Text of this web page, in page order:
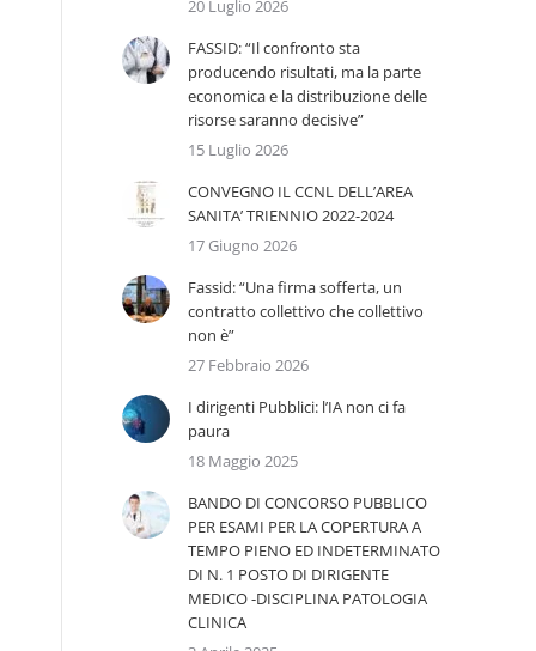
20 Luglio 2026
FASSID: “Il confronto sta
producendo risultati, ma la parte
economica e la distribuzione delle
risorse saranno decisive”
15 Luglio 2026
CONVEGNO IL CCNL DELL’AREA
SANITA’ TRIENNIO 2022-2024
17 Giugno 2026
Fassid: “Una firma sofferta, un
contratto collettivo che collettivo
non è”
27 Febbraio 2026
I dirigenti Pubblici: l’IA non ci fa
paura
18 Maggio 2025
BANDO DI CONCORSO PUBBLICO
PER ESAMI PER LA COPERTURA A
TEMPO PIENO ED INDETERMINATO
DI N. 1 POSTO DI DIRIGENTE
MEDICO -DISCIPLINA PATOLOGIA
CLINICA